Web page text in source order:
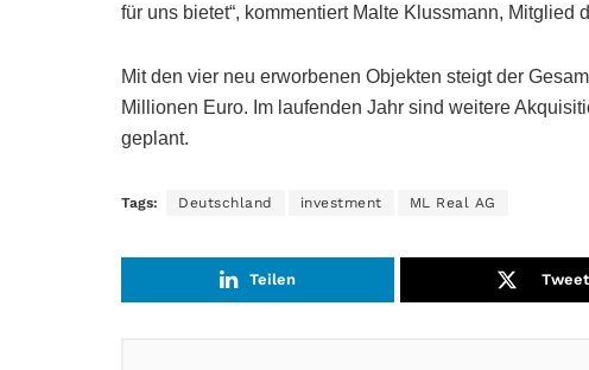
für uns bietet“, kommentiert Malte Klussmann, Mitglied
Mit den vier neu erworbenen Objekten steigt der
Millionen Euro. Im laufenden Jahr sind weitere
geplant.
Tags: Deutschland investment ML Real AG
Teilen Tweet